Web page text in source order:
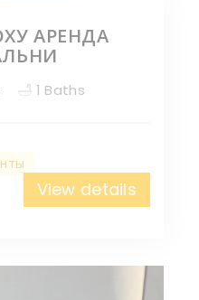
АРЕНДА
1 Baths
View details